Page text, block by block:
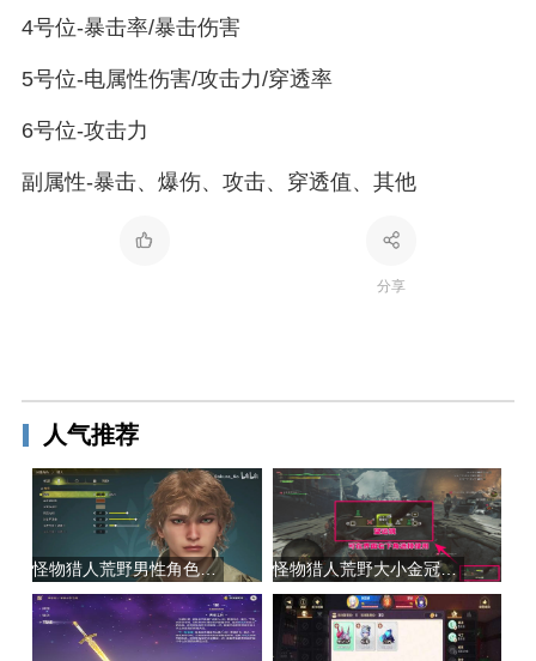
4号位-暴击率/暴击伤害
5号位-电属性伤害/攻击力/穿透率
6号位-攻击力
副属性-暴击、爆伤、攻击、穿透值、其他
分享
人气推荐
怪物猎人荒野男性角色捏脸推荐|捏脸数据导入教程 怪物猎人荒野大小金冠高效速刷方法分享